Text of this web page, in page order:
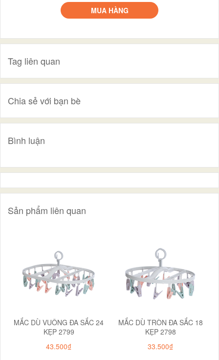
MUA HÀNG
Tag liên quan
Chia sẻ với bạn bè
Bình luận
Sản phẩm liên quan
MẮC DÙ VUÔNG ĐA SẮC 24
KẸP 2799
43.500₫
MẮC DÙ TRÒN ĐA SẮC 18
KẸP 2798
33.500₫